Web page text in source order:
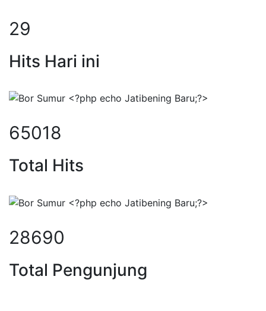
38
Hits Hari ini
84761
Total Hits
37402
Total Pengunjung